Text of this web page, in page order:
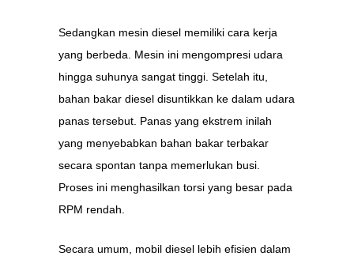
Sedangkan mesin diesel memiliki cara kerja
yang berbeda. Mesin ini mengompresi udara
hingga suhunya sangat tinggi. Setelah itu,
bahan bakar diesel disuntikkan ke dalam udara
panas tersebut. Panas yang ekstrem inilah
yang menyebabkan bahan bakar terbakar
secara spontan tanpa memerlukan busi.
Proses ini menghasilkan torsi yang besar pada
RPM rendah.
Secara umum, mobil diesel lebih efisien dalam